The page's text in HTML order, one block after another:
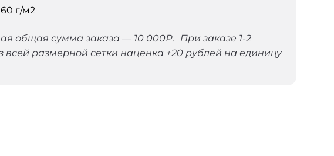
г/м2
общая сумма заказа — 10 000₽. При заказе 1-2
всей размерной сетки наценка +20 рублей на единицу